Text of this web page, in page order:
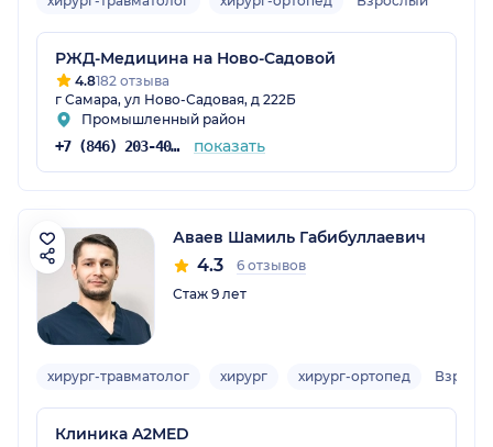
РЖД-Медицина на Ново-Садовой
4.8182 отзыва
г Самара, ул Ново-Садовая, д 222Б
Промышленный район
+7 (846) 203-40-03 показать
Аваев Шамиль Габибуллаевич
4.3
6 отзывов
Стаж 9 лет
хирург-травматолог хирург хирург-ортопед
Клиника A2MED